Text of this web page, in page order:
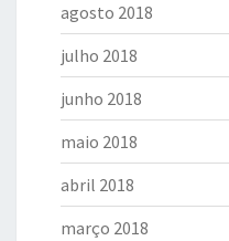
agosto 2018
julho 2018
junho 2018
maio 2018
abril 2018
março 2018